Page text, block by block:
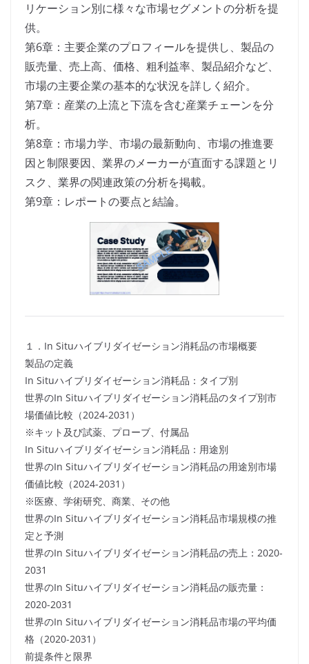
リケーション別に様々な市場セグメントの分析を提
供。
第6章：主要企業のプロフィールを提供し、製品の
販売量、売上高、価格、粗利益率、製品紹介など、
市場の主要企業の基本的な状況を詳しく紹介。
第7章：産業の上流と下流を含む産業チェーンを分
析。
第8章：市場力学、市場の最新動向、市場の推進要
因と制限要因、業界のメーカーが直面する課題とリ
スク、業界の関連政策の分析を掲載。
第9章：レポートの要点と結論。
１．In Situハイブリダイゼーション消耗品の市場概要
製品の定義
In Situハイブリダイゼーション消耗品：タイプ別
世界のIn Situハイブリダイゼーション消耗品のタイプ別市
場価値比較（2024-2031）
※キット及び試薬、プローブ、付属品
In Situハイブリダイゼーション消耗品：用途別
世界のIn Situハイブリダイゼーション消耗品の用途別市場
価値比較（2024-2031）
※医療、学術研究、商業、その他
世界のIn Situハイブリダイゼーション消耗品市場規模の推
定と予測
世界のIn Situハイブリダイゼーション消耗品の売上：2020-
2031
世界のIn Situハイブリダイゼーション消耗品の販売量：
2020-2031
世界のIn Situハイブリダイゼーション消耗品市場の平均価
格（2020-2031）
前提条件と限界